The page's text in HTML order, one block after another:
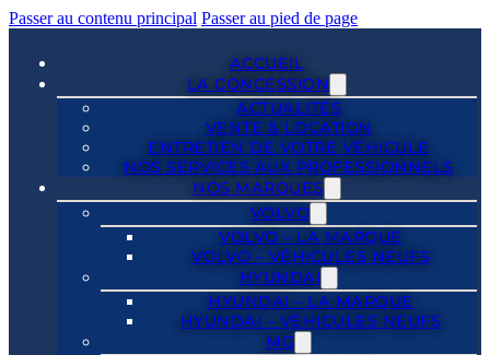
Passer au contenu principal Passer au pied de page
ACCUEIL
LA CONCESSION
ACTUALITÉS
VENTE & LOCATION
ENTRETIEN DE VOTRE VÉHICULE
NOS SERVICES AUX PROFESSIONNELS
NOS MARQUES
VOLVO
VOLVO – LA MARQUE
VOLVO – VÉHICULES NEUFS
HYUNDAI
HYUNDAI – LA MARQUE
HYUNDAI – VÉHICULES NEUFS
MG